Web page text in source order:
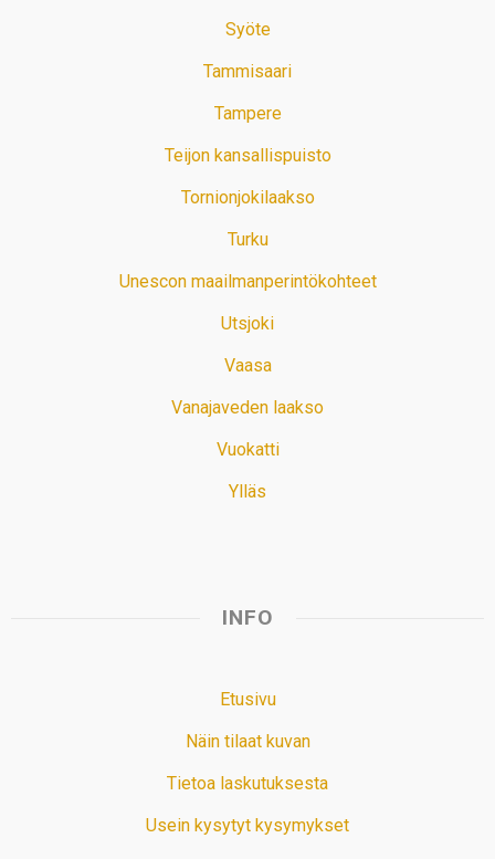
Syöte
Tammisaari
Tampere
Teijon kansallispuisto
Tornionjokilaakso
Turku
Unescon maailmanperintökohteet
Utsjoki
Vaasa
Vanajaveden laakso
Vuokatti
Ylläs
INFO
Etusivu
Näin tilaat kuvan
Tietoa laskutuksesta
Usein kysytyt kysymykset